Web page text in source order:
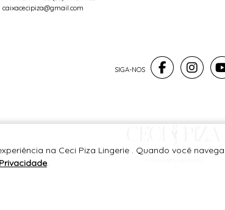
caixacecipiza@gmail.com
na Ceci Piza Lingerie . Quando você
.